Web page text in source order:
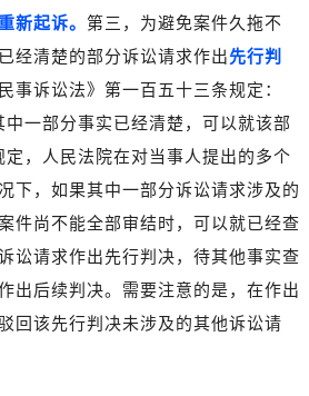
新起诉。 第三，为避免案件久拖不
经清楚的部分诉讼请求作出先行判
事诉讼法》第一百五十三条规定：
一部分事实已经清楚，可以就该部
，人民法院在对当事人提出的多个
下，如果其中一部分诉讼请求涉及的
件尚不能全部审结时，可以就已经查
讼请求作出先行判决，待其他事实查
出后续判决。需要注意的是，在作出
回该先行判决未涉及的其他诉讼请